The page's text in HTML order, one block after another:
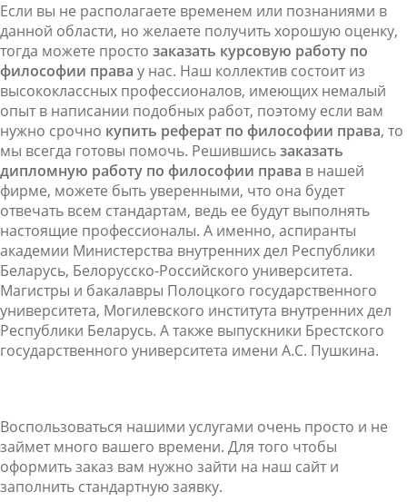
Если вы не располагаете временем или познаниями в
данной области, но желаете получить хорошую оценку,
тогда можете просто заказать курсовую работу по
философии права у нас. Наш коллектив состоит из
высококлассных профессионалов, имеющих немалый
опыт в написании подобных работ, поэтому если вам
нужно срочно купить реферат по философии права, то
мы всегда готовы помочь. Решившисьзаказать
дипломную работу по философии права в нашей
фирме, можете быть уверенными, что она будет
отвечать всем стандартам, ведь ее будут выполнять
настоящие профессионалы. А именно, аспиранты
академии Министерства внутренних дел Республики
Беларусь, Белорусско-Российского университета.
Магистры и бакалавры Полоцкого государственного
университета, Могилевского института внутренних дел
Республики Беларусь. А также выпускники Брестского
государственного университета имени А.С. Пушкина.
Воспользоваться нашими услугами очень просто и не
займет много вашего времени. Для того чтобы
оформить заказ вам нужно зайти на наш сайт и
заполнить стандартную заявку.